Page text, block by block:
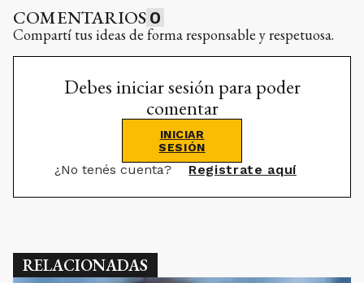
COMENTARIOS 0
Compartí tus ideas de forma responsable y respetuosa.
Debes iniciar sesión para poder
comentar
INICIAR
SESIÓN
¿No tenés cuenta? Registrate aquí
RELACIONADAS